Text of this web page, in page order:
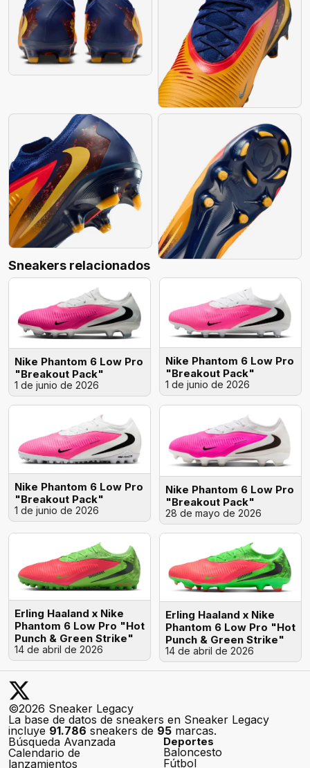
Sneakers relacionados
Nike Phantom 6 Low Pro
"Breakout Pack"
1 de junio de 2026
Nike Phantom 6 Low Pro
"Breakout Pack"
1 de junio de 2026
Nike Phantom 6 Low Pro
"Breakout Pack"
1 de junio de 2026
Nike Phantom 6 Low Pro
"Breakout Pack"
28 de mayo de 2026
Erling Haaland x Nike
Phantom 6 Low Pro "Hot
Punch & Green Strike"
14 de abril de 2026
Erling Haaland x Nike
Phantom 6 Low Pro "Hot
Punch & Green Strike"
14 de abril de 2026
©2026 Sneaker Legacy
La base de datos de sneakers en Sneaker Legacy
incluye 91.786 sneakers de 95 marcas.
Búsqueda Avanzada
Calendario de
lanzamientos
Deportes
Baloncesto
Fútbol